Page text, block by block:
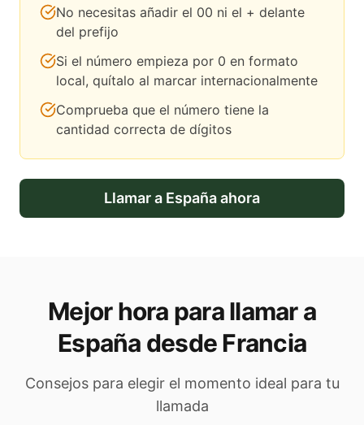
No necesitas añadir el 00 ni el + delante
del prefijo
Si el número empieza por 0 en formato
local, quítalo al marcar internacionalmente
Comprueba que el número tiene la
cantidad correcta de dígitos
Llamar a Españaahora
Mejor hora para llamar a
España desde Francia
Consejos para elegir el momento ideal para tu
llamada